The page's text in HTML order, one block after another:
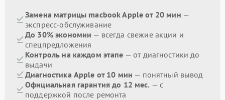
Замена матрицы macbook Apple от 20 мин —
экспресс-обслуживание
До 30% экономии — всегда свежие акции и
спецпредложения
Контроль на каждом этапе — от диагностики до
выдачи
Диагностика Apple от 10 мин — понятный вывод
Официальная гарантия до 12 мес. — с
поддержкой после ремонта